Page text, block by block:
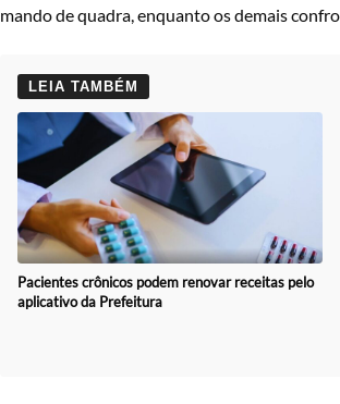
mando de quadra, enquanto os demais
LEIA TAMBÉM
Pacientes crônicos podem renovar receitas pelo
aplicativo da Prefeitura